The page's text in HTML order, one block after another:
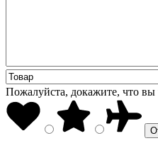
Пожалуйста, докажите, что вы